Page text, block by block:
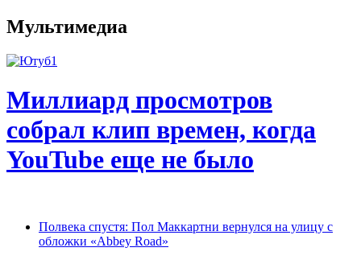
Мультимедиа
Миллиард просмотров
собрал клип времен, когда
YouTube еще не было
Полвека спустя: Пол Маккартни вернулся на улицу с
обложки «Abbey Road»